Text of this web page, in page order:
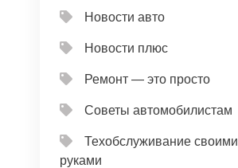
Новости авто
Новости плюс
Ремонт — это просто
Советы автомобилистам
Техобслуживание своими
руками